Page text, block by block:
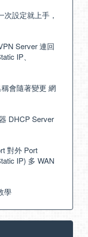
次設定就上手，
Server 連回
IP、
會隨著變更 網
DHCP Server
對外 Port
IP) 多 WAN
學